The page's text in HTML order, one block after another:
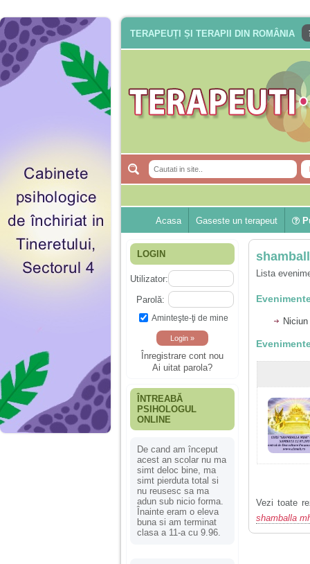
TERAPEUȚI ȘI TERAPII DIN ROMÂNIA
Acasa Gaseste un terapeut
LOGIN
Utilizator:
Parolă:
Aminteşte-ţi de mine
Înregistrare cont nou
Ai uitat parola?
ÎNTREABĂ
PSIHOLOGUL
ONLINE
De cand am început
acest an scolar nu ma
simt deloc bine, ma
simt pierduta total si
nu reusesc sa ma
adun sub nicio forma.
Înainte eram o eleva
buna si am terminat
clasa a 11-a cu 9.96.
Lista
Vezi toate
shamballa